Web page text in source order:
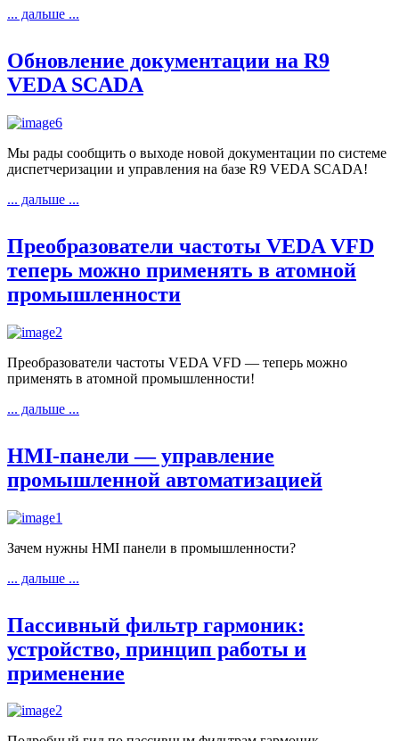
... дальше ...
Обновление документации на R9
VEDA SCADA
Мы рады сообщить о выходе новой документации по системе
диспетчеризации и управления на базе R9 VEDA SCADA!
... дальше ...
Преобразователи частоты VEDA VFD
теперь можно применять в атомной
промышленности
Преобразователи частоты VEDA VFD — теперь можно
применять в атомной промышленности!
... дальше ...
HMI-панели — управление
промышленной автоматизацией
Зачем нужны HMI панели в промышленности?
... дальше ...
Пассивный фильтр гармоник:
устройство, принцип работы и
применение